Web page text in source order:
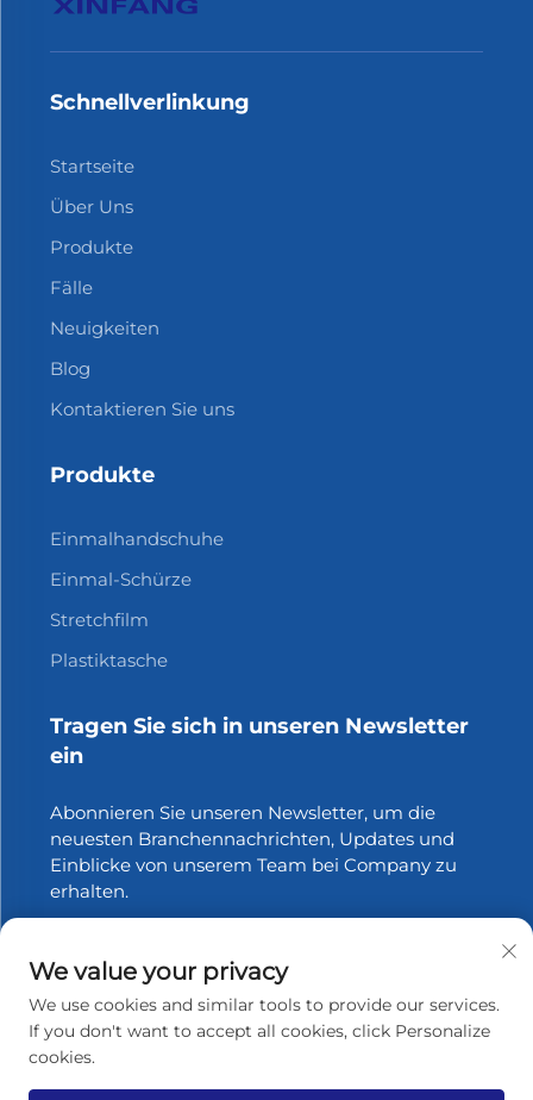
Schnellverlinkung
Startseite
Über Uns
Produkte
Fälle
Neuigkeiten
Blog
Kontaktieren Sie uns
Produkte
Einmalhandschuhe
Einmal-Schürze
Stretchfilm
Plastiktasche
Tragen Sie sich in unseren Newsletter
ein
Abonnieren Sie unseren Newsletter, um die
neuesten Branchennachrichten, Updates und
Einblicke von unserem Team bei Company zu
erhalten.
Urheberrecht © 2025 Zhangjiagang Xinfang Packaging
We value your privacy
We use cookies and similar tools to provide our services.
If you don't want to accept all cookies, click Personalize
cookies.